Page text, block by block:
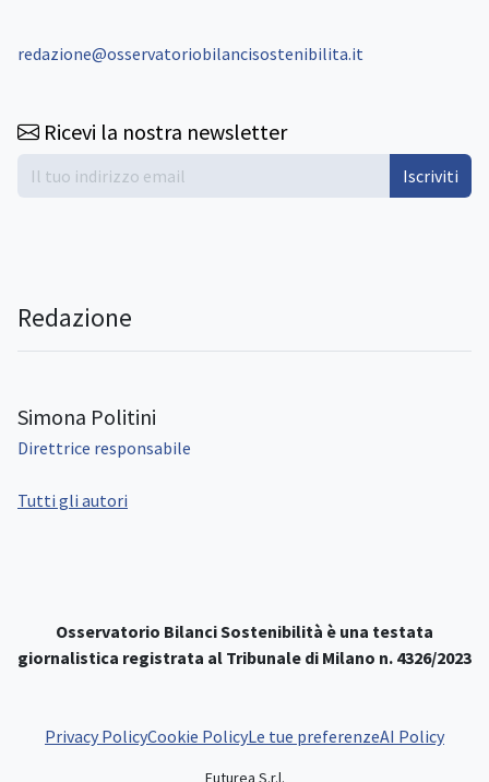
redazione@osservatoriobilancisostenibilita.it
Ricevi la nostra newsletter
Iscriviti
Redazione
Simona Politini
Direttrice responsabile
Tutti gli autori
Osservatorio Bilanci Sostenibilità è una testata
giornalistica registrata al Tribunale di Milano n. 4326/2023
Privacy PolicyCookie PolicyLe tue preferenzeAI Policy
Futurea S.r.l.